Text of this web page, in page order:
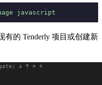
javascript
有的 Tenderly 项目或创建新